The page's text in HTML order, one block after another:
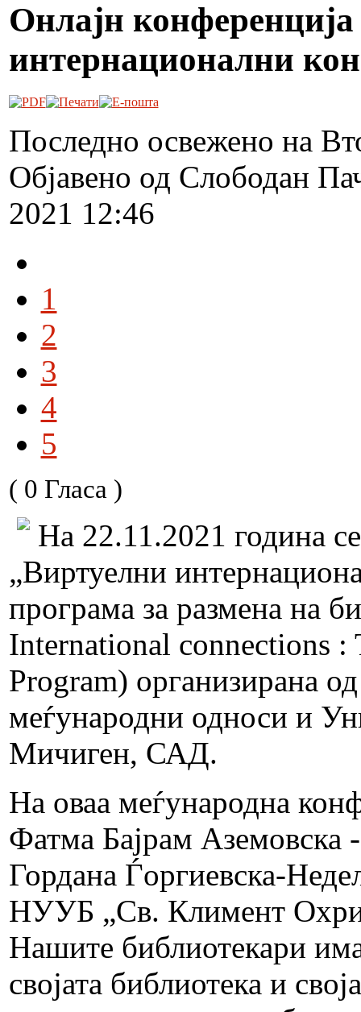
Онлајн
интернационални
Последно освежено на
Објавено од Слободан
2021 12:46
1
2
3
4
5
( 0 Гласа )
На 22.11.2021 година
„Виртуелни
програма за размена на
International connections
Program) организирана
меѓународни односи и
Мичиген, САД.
На оваа меѓународна
Фатма Бајрам
Гордана Ѓоргиевска-
НУУБ „Св. Климент
Нашите библиотекари
својата библиотека и